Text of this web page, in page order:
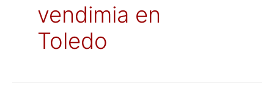
vendimia en
Toledo